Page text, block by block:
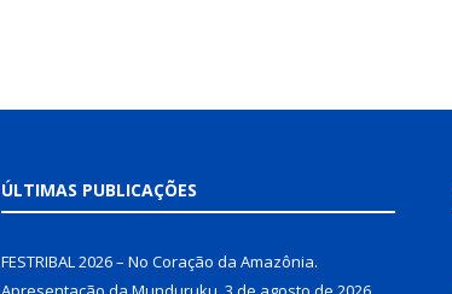
ÚLTIMAS PUBLICAÇÕES
FESTRIBAL 2026 – No Coração da Amazônia.